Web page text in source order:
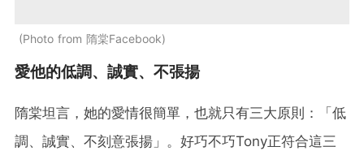
Photo from 隋棠Facebook
愛他的低調、誠實、不張揚
隋棠坦言，她的愛情很簡單，也就只有三大原則：「低
調、誠實、不刻意張揚」。好巧不巧Tony正符合這三